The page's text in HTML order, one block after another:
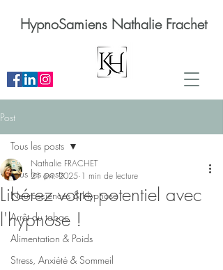
HypnoSamiens Nathalie Frachet
Post
Tous les posts
Neurosciences & Hypnose
Arrêt du tabac
Alimentation & Poids
Stress, Anxiété & Sommeil
Tous les posts
Libérez votre potentiel avec
l'hypnose !
Nathalie FRACHET
21 avr. 2025 1 min de lecture